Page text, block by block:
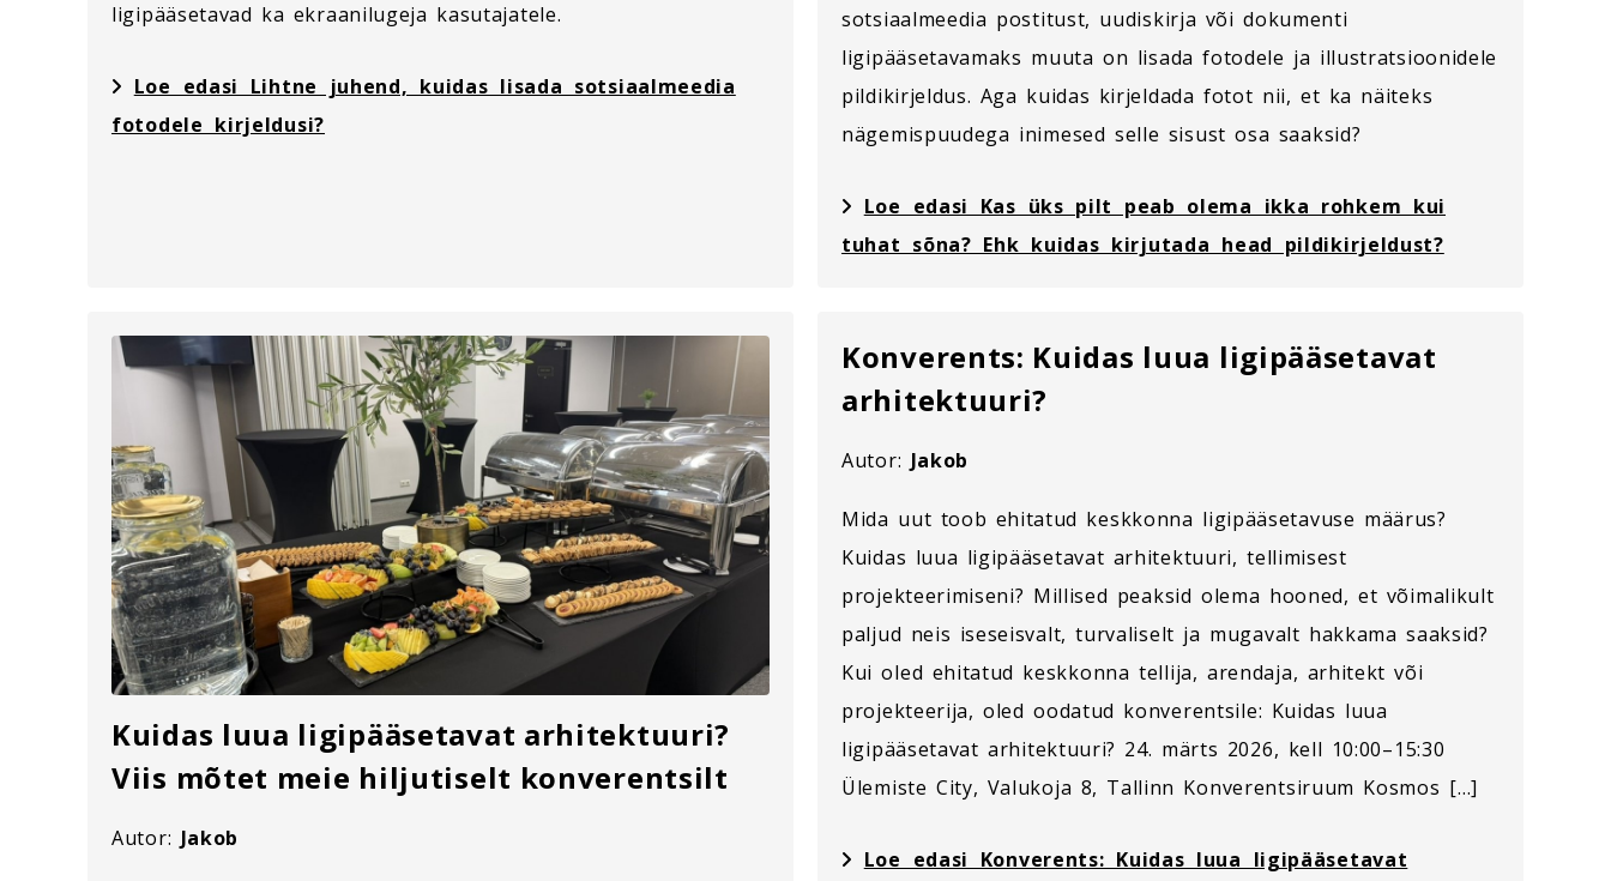
ligipääsetavad ka ekraanilugeja kasutajatele.
Loe edasi Lihtne juhend, kuidas lisada sotsiaalmeedia
fotodele kirjeldusi?
sotsiaalmeedia postitust, uudiskirja või dokumenti
ligipääsetavamaks muuta on lisada fotodele ja illustratsioonidele
pildikirjeldus. Aga kuidas kirjeldada fotot nii, et ka näiteks
nägemispuudega inimesed selle sisust osa saaksid?
Loe edasi Kas üks pilt peab olema ikka rohkem kui
tuhat sõna? Ehk kuidas kirjutada head pildikirjeldust?
Kuidas luua ligipääsetavat arhitektuuri?
Viis mõtet meie hiljutiselt konverentsilt
Autor: Jakob
Konverents: Kuidas luua ligipääsetavat
arhitektuuri?
Autor: Jakob
Mida uut toob ehitatud keskkonna ligipääsetavuse määrus?
Kuidas luua ligipääsetavat arhitektuuri, tellimisest
projekteerimiseni? Millised peaksid olema hooned, et võimalikult
paljud neis iseseisvalt, turvaliselt ja mugavalt hakkama saaksid?
Kui oled ehitatud keskkonna tellija, arendaja, arhitekt või
projekteerija, oled oodatud konverentsile: Kuidas luua
ligipääsetavat arhitektuuri? 24. märts 2026, kell 10:00–15:30
Ülemiste City, Valukoja 8, Tallinn Konverentsiruum Kosmos […]
Loe edasi Konverents: Kuidas luua ligipääsetavat